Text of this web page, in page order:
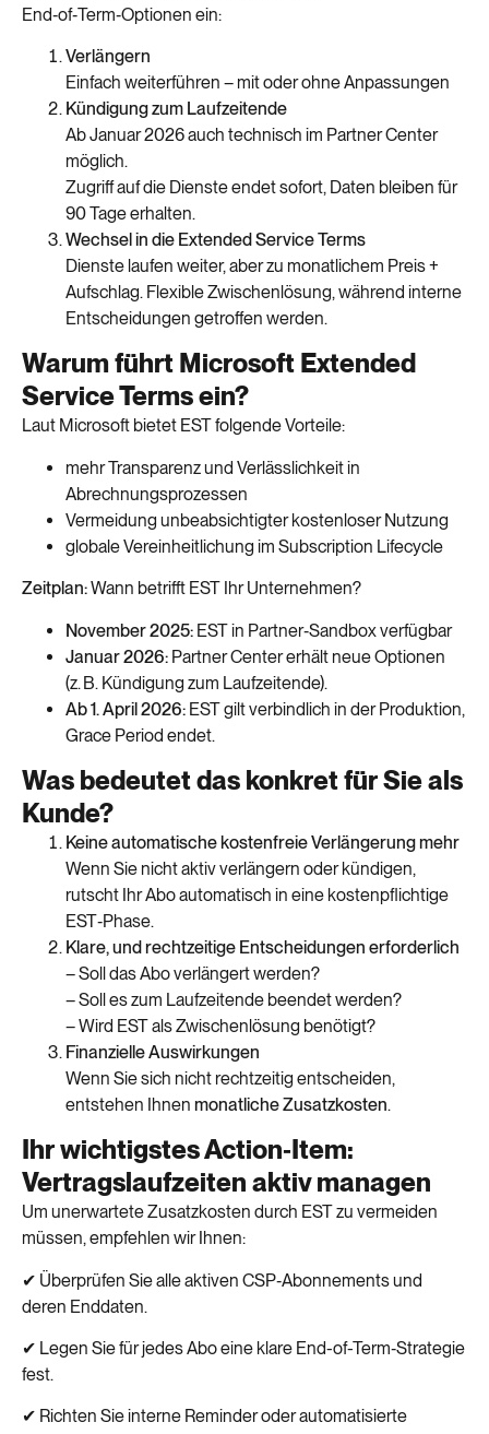
End‑of‑Term‑Optionen ein:
Verlängern
Einfach weiterführen – mit oder ohne Anpassungen
Kündigung zum Laufzeitende
Ab Januar 2026 auch technisch im Partner Center
möglich.
Zugriff auf die Dienste endet sofort, Daten bleiben für
90 Tage erhalten.
Wechsel in die Extended Service Terms
Dienste laufen weiter, aber zu monatlichem Preis +
Aufschlag. Flexible Zwischenlösung, während interne
Entscheidungen getroffen werden.
Warum führt Microsoft Extended
Service Terms ein?
Laut Microsoft bietet EST folgende Vorteile:
mehr Transparenz und Verlässlichkeit in
Abrechnungsprozessen
Vermeidung unbeabsichtigter kostenloser Nutzung
globale Vereinheitlichung im Subscription Lifecycle
Zeitplan:Wann betrifft EST Ihr Unternehmen?
November 2025: EST in Partner‑Sandbox verfügbar
Januar 2026: Partner Center erhält neue Optionen
(z. B. Kündigung zum Laufzeitende).
Ab 1. April 2026: EST gilt verbindlich in der Produktion,
Grace Period endet.
Was bedeutet das konkret für Sie als
Kunde?
Keine automatische kostenfreie Verlängerung mehr
Wenn Sie nicht aktiv verlängern oder kündigen,
rutscht Ihr Abo automatisch in eine kostenpflichtige
EST‑Phase.
Klare, und rechtzeitige Entscheidungen erforderlich
– Soll das Abo verlängert werden?
– Soll es zum Laufzeitende beendet werden?
– Wird EST als Zwischenlösung benötigt?
Finanzielle Auswirkungen
Wenn Sie sich nicht rechtzeitig entscheiden,
entstehen Ihnen monatliche Zusatzkosten.
Ihr wichtigstes Action‑Item:
Vertragslaufzeiten aktiv managen
Um unerwartete Zusatzkosten durch EST zu vermeiden
müssen, empfehlen wir Ihnen:
✔ Überprüfen Sie alle aktiven CSP‑Abonnements und
deren Enddaten.
✔ Legen Sie für jedes Abo eine klare End-of-Term‑Strategie
fest.
✔ Richten Sie interne Reminder oder automatisierte